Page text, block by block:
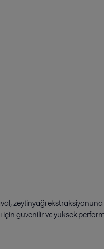
zeytinyağı
için güvenilir ve yüksek